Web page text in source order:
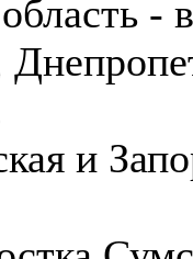
область
и